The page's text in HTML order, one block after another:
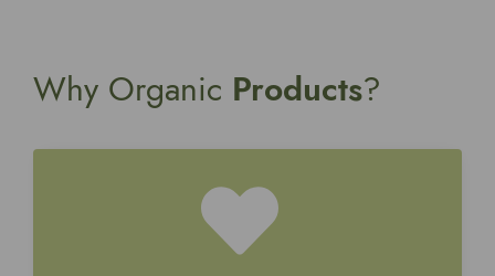
Why Organic Products?​